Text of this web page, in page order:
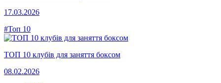
17.03.2026
#Топ 10
ТОП 10 клубів для заняття боксом
08.02.2026